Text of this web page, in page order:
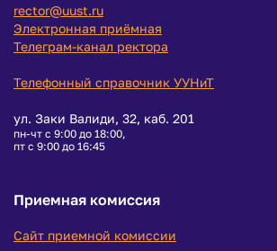
rector@uust.ru
Электронная приёмная
Телеграм-канал ректора
Телефонный справочник УУНиТ
ул. Заки Валиди, 32, каб. 201
пн-чт с 9:00 до 18:00,
пт с 9:00 до 16:45
Приемная комиссия
Сайт приемной комиссии